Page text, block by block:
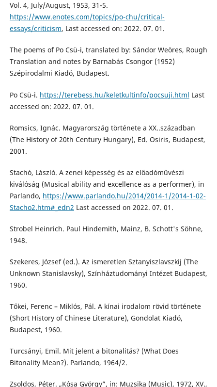
Vol. 4, July/August, 1953, 31-5.
https://www.enotes.com/topics/po-chu/critical-
essays/criticism, Last accessed on: 2022. 07. 01.
The poems of Po Csü-i, translated by: Sándor Weöres, Rough
Translation and notes by Barnabás Csongor (1952)
Szépirodalmi Kiadó, Budapest.
Po Csü-i. https://terebess.hu/keletkultinfo/pocsuji.html Last
accessed on: 2022. 07. 01.
Romsics, Ignác. Magyarország története a XX..században
(The History of 20th Century Hungary), Ed. Osiris, Budapest,
2001.
Stachó, László. A zenei képesség és az előadóművészi
kiválóság (Musical ability and excellence as a performer), in
Parlando, https://www.parlando.hu/2014/2014-1/2014-1-02-
Stacho2.htm#_edn2 Last accessed on 2022. 07. 01.
Strobel Heinrich. Paul Hindemith, Mainz, B. Schott's Söhne,
1948.
Szekeres, József (ed.). Az ismeretlen Sztanyiszlavszkij (The
Unknown Stanislavsky), Színháztudományi Intézet Budapest,
1960.
Tőkei, Ferenc – Miklós, Pál. A kínai irodalom rövid története
(Short History of Chinese Literature), Gondolat Kiadó,
Budapest, 1960.
Turcsányi, Emil. Mit jelent a bitonalitás? (What Does
Bitonality Mean?). Parlando, 1964/2.
Zsoldos, Péter. „Kósa György”, in: Muzsika (Music), 1972, XV.,